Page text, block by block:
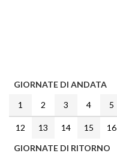
GIORNATE DI ANDATA
1
2 3 4 5
12 13 14 15 16
GIORNATE DI RITORNO